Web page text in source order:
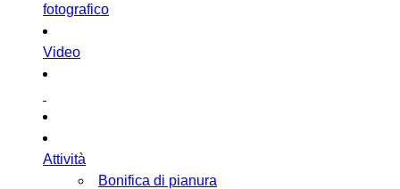
fotografico
Video
Attività
Bonifica di pianura